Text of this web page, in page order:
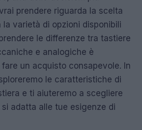
prendere riguarda la scelta
la varietà di opzioni disponibili
le differenze tra tastiere
e analogiche è
un acquisto consapevole. In
le caratteristiche di
e ti aiuteremo a scegliere
adatta alle tue esigenze di